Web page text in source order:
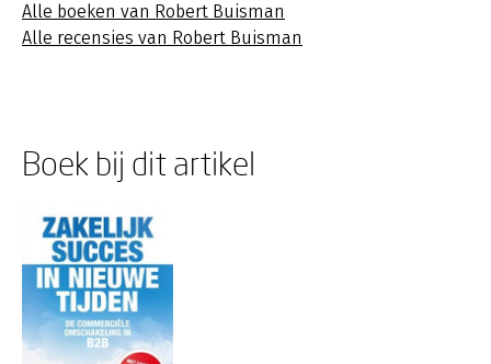
Alle boeken van Robert Buisman
Alle recensies van Robert Buisman
Boek bij dit artikel